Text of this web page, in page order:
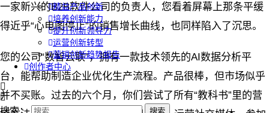
精益产品创新
培养创新能力
提升创新领导力
运营创新转型
营销创新趋势报告
创作者中心
搜索：
一家新兴的B2B软件公司的负责人，您看着屏幕上那条平缓
得近乎“心电图停止”的销售增长曲线，也同样陷入了沉思。
您的公司“数智云联”，拥有一款技术领先的AI数据分析平
台，能帮助制造企业优化生产流程。产品很棒，但市场似乎
并不买账。过去的六个月，你们尝试了所有“教科书”里的营